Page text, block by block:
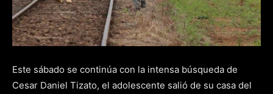
Este sábado se continúa con la intensa búsqueda de
Cesar Daniel Tizato, el adolescente salió de su casa del